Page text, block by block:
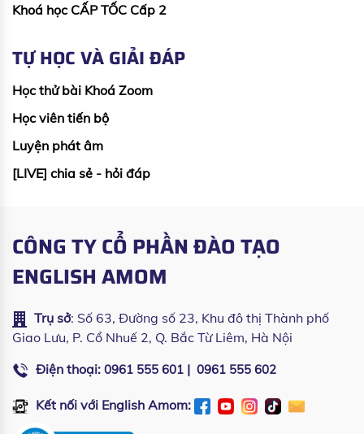
Khoá học CẤP TỐC Cấp 2
TỰ HỌC VÀ GIẢI ĐÁP
Học thử bài Khoá Zoom
Học viên tiến bộ
Luyện phát âm
[LIVE] chia sẻ - hỏi đáp
CÔNG TY CỔ PHẦN ĐÀO TẠO
ENGLISH AMOM
Trụ sở: Số 63, Đường số 23, Khu đô thị Thành phố
Giao Lưu, P. Cổ Nhuế 2, Q. Bắc Từ Liêm, Hà Nội
Điện thoại: 0961 555 601 | 0961 555 602
Kết nối với English Amom: